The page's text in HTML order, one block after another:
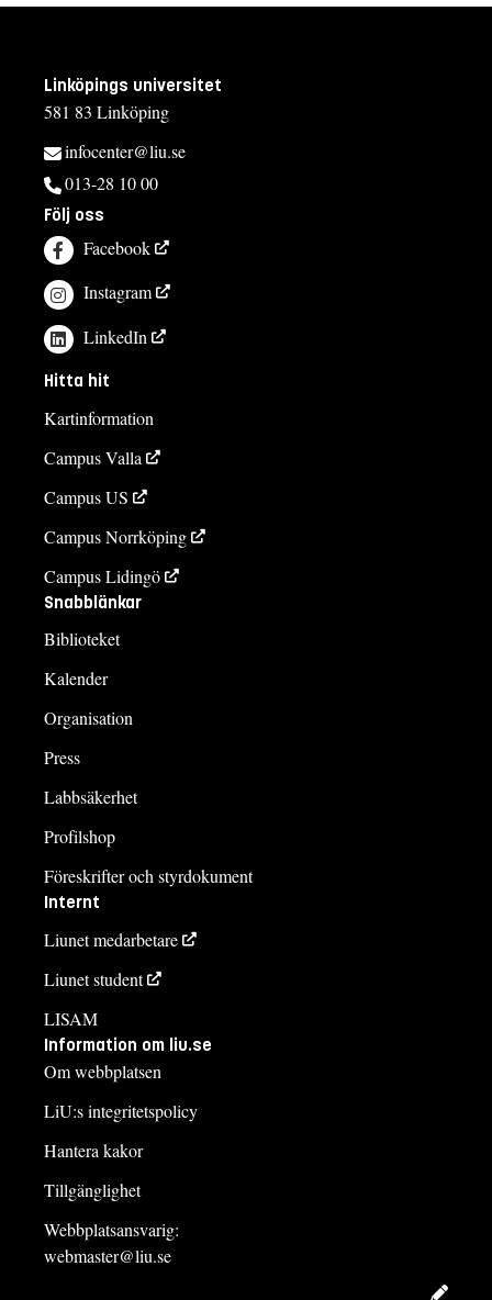
Linköpings universitet
581 83 Linköping
infocenter@liu.se
013-28 10 00
Följ oss
Facebook
Instagram
LinkedIn
Hitta hit
Kartinformation
Campus Valla
Campus US
Campus Norrköping
Campus Lidingö
Snabblänkar
Biblioteket
Kalender
Organisation
Press
Labbsäkerhet
Profilshop
Föreskrifter och styrdokument
Internt
Liunet medarbetare
Liunet student
LISAM
Information om liu.se
Om webbplatsen
LiU:s integritetspolicy
Hantera kakor
Tillgänglighet
Webbplatsansvarig:
webmaster@liu.se